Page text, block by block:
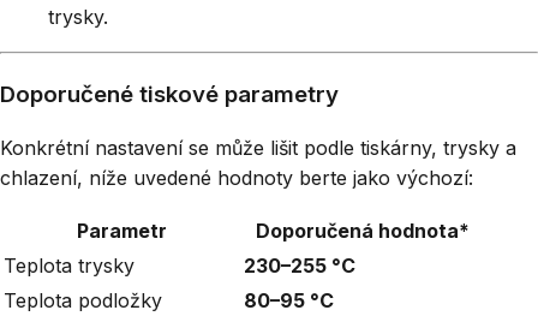
trysky.
Doporučené tiskové parametry
Konkrétní nastavení se může lišit podle tiskárny, trysky a
chlazení, níže uvedené hodnoty berte jako výchozí:
Parametr
Doporučená hodnota*
Teplota trysky
230–255 °C
Teplota podložky
80–95 °C